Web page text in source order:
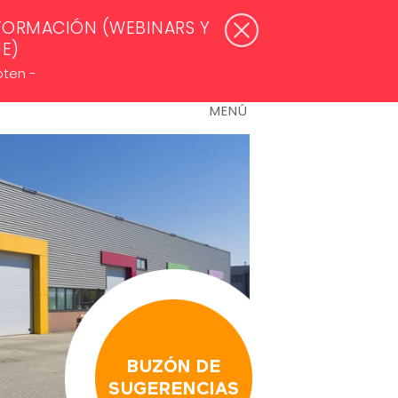
(WEBINARS Y
-
MENÚ
BUZÓN DE
SUGERENCIAS